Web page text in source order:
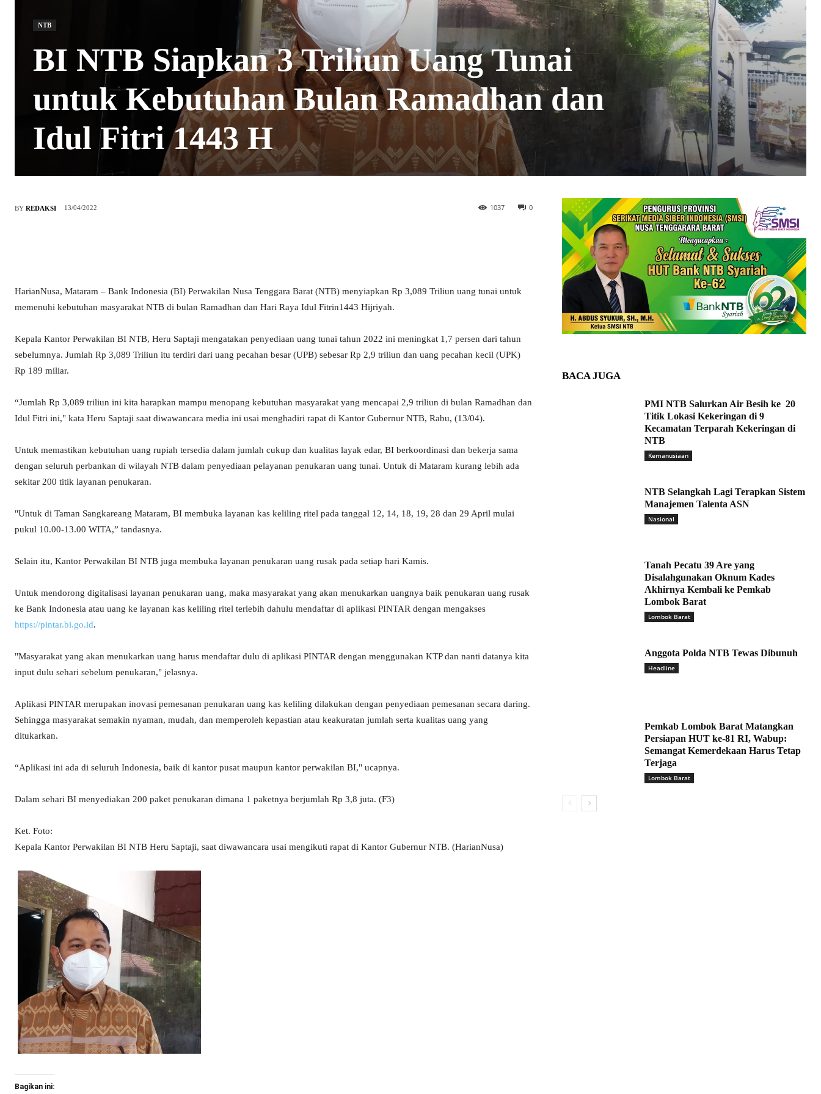
NTB
BI NTB Siapkan 3 Triliun Uang Tunai
untuk Kebutuhan Bulan Ramadhan dan
Idul Fitri 1443 H
BY REDAKSI 13/04/2022 0
1037
HarianNusa, Mataram – Bank Indonesia (BI) Perwakilan Nusa Tenggara Barat (NTB) menyiapkan Rp 3,089 Triliun uang tunai untuk
memenuhi kebutuhan masyarakat NTB di bulan Ramadhan dan Hari Raya Idul Fitrin1443 Hijriyah.
Kepala Kantor Perwakilan BI NTB, Heru Saptaji mengatakan penyediaan uang tunai tahun 2022 ini meningkat 1,7 persen dari tahun
sebelumnya. Jumlah Rp 3,089 Triliun itu terdiri dari uang pecahan besar (UPB) sebesar Rp 2,9 triliun dan uang pecahan kecil (UPK)
Rp 189 miliar.
“Jumlah Rp 3,089 triliun ini kita harapkan mampu menopang kebutuhan masyarakat yang mencapai 2,9 triliun di bulan Ramadhan dan
Idul Fitri ini," kata Heru Saptaji saat diwawancara media ini usai menghadiri rapat di Kantor Gubernur NTB, Rabu, (13/04).
Untuk memastikan kebutuhan uang rupiah tersedia dalam jumlah cukup dan kualitas layak edar, BI berkoordinasi dan bekerja sama
dengan seluruh perbankan di wilayah NTB dalam penyediaan pelayanan penukaran uang tunai. Untuk di Mataram kurang lebih ada
sekitar 200 titik layanan penukaran.
"Untuk di Taman Sangkareang Mataram, BI membuka layanan kas keliling ritel pada tanggal 12, 14, 18, 19, 28 dan 29 April mulai
pukul 10.00-13.00 WITA,” tandasnya.
Selain itu, Kantor Perwakilan BI NTB juga membuka layanan penukaran uang rusak pada setiap hari Kamis.
Untuk mendorong digitalisasi layanan penukaran uang, maka masyarakat yang akan menukarkan uangnya baik penukaran uang rusak
ke Bank Indonesia atau uang ke layanan kas keliling ritel terlebih dahulu mendaftar di aplikasi PINTAR dengan mengakses
https://pintar.bi.go.id.
"Masyarakat yang akan menukarkan uang harus mendaftar dulu di aplikasi PINTAR dengan menggunakan KTP dan nanti datanya kita
input dulu sehari sebelum penukaran," jelasnya.
Aplikasi PINTAR merupakan inovasi pemesanan penukaran uang kas keliling dilakukan dengan penyediaan pemesanan secara daring.
Sehingga masyarakat semakin nyaman, mudah, dan memperoleh kepastian atau keakuratan jumlah serta kualitas uang yang
ditukarkan.
“Aplikasi ini ada di seluruh Indonesia, baik di kantor pusat maupun kantor perwakilan BI," ucapnya.
Dalam sehari BI menyediakan 200 paket penukaran dimana 1 paketnya berjumlah Rp 3,8 juta. (F3)
Ket. Foto:
Kepala Kantor Perwakilan BI NTB Heru Saptaji, saat diwawancara usai mengikuti rapat di Kantor Gubernur NTB. (HarianNusa)
Bagikan ini:
BACA JUGA
PMI NTB Salurkan Air Besih ke 20
Titik Lokasi Kekeringan di 9
Kecamatan Terparah Kekeringan di
NTB
Kemanusiaan
NTB Selangkah Lagi Terapkan Sistem
Manajemen Talenta ASN
Nasional
Tanah Pecatu 39 Are yang
Disalahgunakan Oknum Kades
Akhirnya Kembali ke Pemkab
Lombok Barat
Lombok Barat
Anggota Polda NTB Tewas Dibunuh
Headline
Pemkab Lombok Barat Matangkan
Persiapan HUT ke-81 RI, Wabup:
Semangat Kemerdekaan Harus Tetap
Terjaga
Lombok Barat